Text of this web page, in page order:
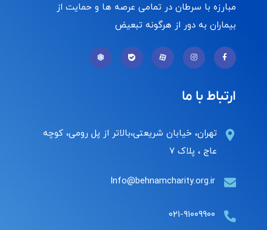
مبارزه با سرطان در تمامی عرصه ها و حمایت از
بیماران به دور از هرگونه تبعیض
ارتباط با ما
تهران، خیابان شریعتی،بالاتر از پل رومی، کوچه
عاج ، پلاک ۷
Info@behnamcharity.org.ir
۰۲۱-۹۱۰۰۹۹۰۰